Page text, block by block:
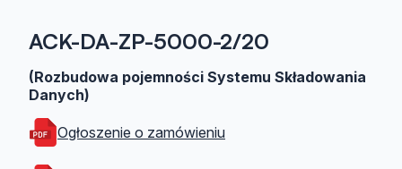
ACK-DA-ZP-5000-2/20
(Rozbudowa pojemności Systemu Składowania
Danych)
Ogłoszenie o zamówieniu